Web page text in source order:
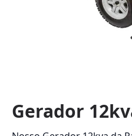
Gerador